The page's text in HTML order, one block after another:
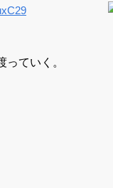
ていく。